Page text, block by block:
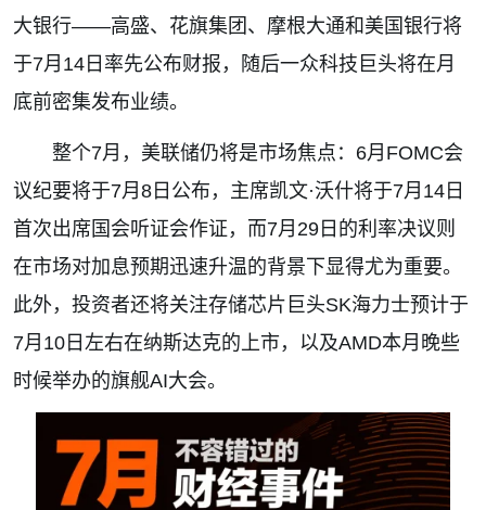
大银行——高盛、花旗集团、摩根大通和美国银行将
于7月 14 日率先公布财报，随后一众科技巨头将在月
底前密集发布业绩。
整个7月，美联储仍将是市场焦点： 6月 FOMC会
议纪要将于7月 8 日公布，主席凯文·沃什将于7月 14 日
首次出席国会听证会作证，而7月 29 日的利率决议则
在市场对加息预期迅速升温的背景下显得尤为重要。
此外，投资者还将关注存储芯片巨头SK海力士预计于
7月 10 日左右在纳斯达克的上市，以及AMD本月晚些
时候举办的旗舰AI大会。